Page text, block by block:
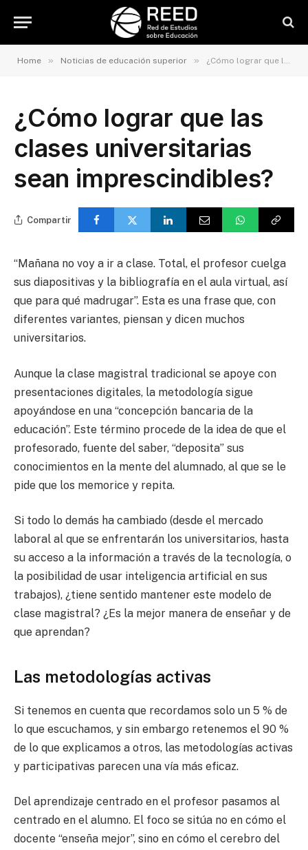
Home » Noticias de educación superior » ¿Cómo lograr que las clases universitarias sean imprescindibles?
¿Cómo lograr que las
clases universitarias
sean imprescindibles?
Compartir
“Mañana no voy a ir a clase. Total, el profesor cuelga
sus diapositivas y la bibliografía en el aula virtual, así
que para qué madrugar”. Esta es una frase que, con
diferentes variantes, piensan y dicen muchos
universitarios.
Aunque la clase magistral tradicional se apoye con
presentaciones digitales, la metodología sigue
apoyándose en una “concepción bancaria de la
educación”. Este término procede de la idea de que el
profesorado, fuente del saber, “deposita” sus
conocimientos en la mente del alumnado, al que se le
pide que los memorice y repita.
Si todo lo demás ha cambiado (desde el mercado
laboral al que se enfrentarán los universitarios, hasta
su acceso a la información a través de la tecnología, o
la posibilidad de usar inteligencia artificial en sus
trabajos), ¿tiene sentido mantener este modelo de
clase magistral? ¿Es la mejor manera de enseñar y de
que aprendan?
Las metodologías activas
Si tenemos en cuenta que recordamos solo un 5 % de
lo que escuchamos, y sin embargo retenemos el 90 %
de lo que explicamos a otros, las metodologías activas
y participativas parecen una vía más eficaz.
Del aprendizaje centrado en el profesor pasamos al
centrado en el alumno. El foco se sitúa no en cómo el
docente “enseña mejor”, sino en cómo el cerebro del